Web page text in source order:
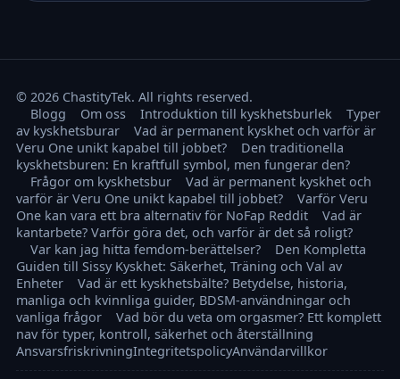
© 2026 ChastityTek. All rights reserved.
Blogg
Om oss Introduktion till kyskhetsburlek
Typer
av kyskhetsburar
Vad är permanent kyskhet och varför är
Veru One unikt kapabel till jobbet?
Den traditionella
kyskhetsburen: En kraftfull symbol, men fungerar den?
Frågor om kyskhetsbur
Vad är permanent kyskhet och
varför är Veru One unikt kapabel till jobbet?
Varför Veru
One kan vara ett bra alternativ för NoFap Reddit
Vad är
kantarbete? Varför göra det, och varför är det så roligt?
Var kan jag hitta femdom-berättelser?
Den Kompletta
Guiden till Sissy Kyskhet: Säkerhet, Träning och Val av
Enheter
Vad är ett kyskhetsbälte? Betydelse, historia,
manliga och kvinnliga guider, BDSM-användningar och
vanliga frågor
Vad bör du veta om orgasmer? Ett komplett
nav för typer, kontroll, säkerhet och återställning
AnsvarsfriskrivningIntegritetspolicyAnvändarvillkor